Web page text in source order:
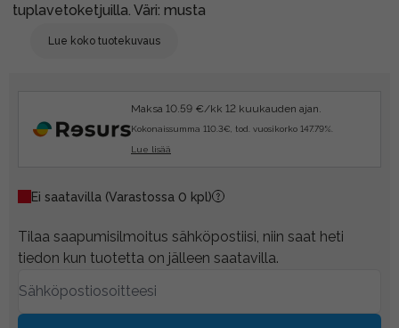
tuplavetoketjuilla. Väri: musta
Lue koko tuotekuvaus
Maksa 10.59 €/kk 12 kuukauden ajan.
Kokonaissumma 110.3€, tod. vuosikorko 147.79%.
Lue lisää
Ei saatavilla (Varastossa 0 kpl)
Tilaa saapumisilmoitus sähköpostiisi, niin saat heti
tiedon kun tuotetta on jälleen saatavilla.